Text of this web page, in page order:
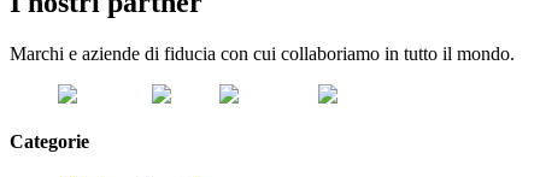
Marchi e aziende di fiducia con cui collaboriamo in tutto il mondo.
Categorie